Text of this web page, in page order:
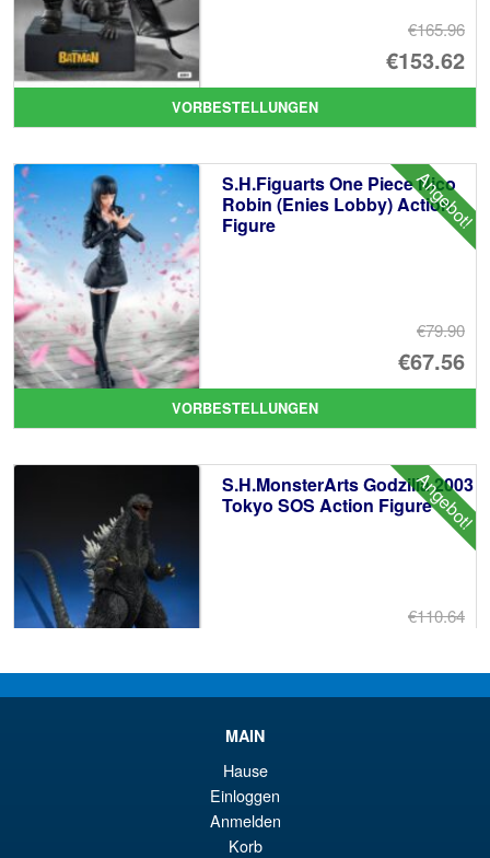
€165.96
€153.62
VORBESTELLUNGEN
Angebot!
S.H.Figuarts One Piece Nico
Robin (Enies Lobby) Action
Figure
€79.90
€67.56
VORBESTELLUNGEN
Angebot!
S.H.MonsterArts Godzilla 2003
Tokyo SOS Action Figure
€110.64
VORBESTELLUNGEN
S.H. Figuarts Dragon Ball
Daima Super Saiyan 4 Son
Gokum ( Adult ) Action Figure
MAIN
Hause
Einloggen
Anmelden
Korb